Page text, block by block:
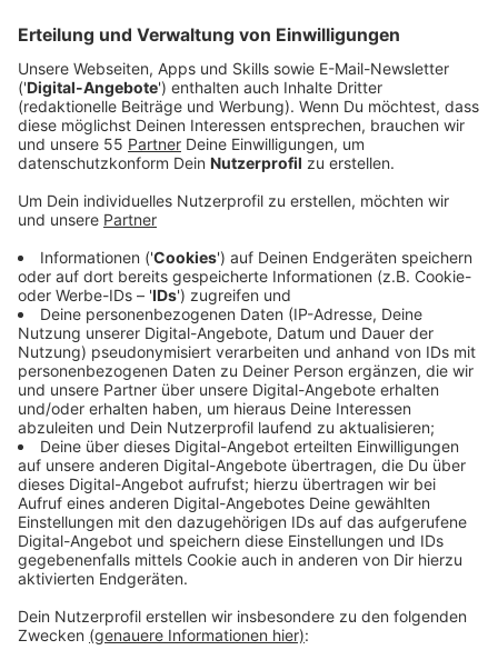
Veröffentlicht:Montag, 12.05.2025 14:17
Anzeige
stellen Kinder und ihre Betreuer selbst gemalte
tägliche Betreuungsarbeit und die verschiedenen
Möglichkeiten in der Kindertagespflege bieten. In
Sprechstunden in den Büchereien am Mittwoch
(14.5.) und am Donnerstag (15.5.) können Interessierte
dann Fragen stellen.
Hier das bundesweite Programm der Aktionswoche:
https://www.bvktp.de/aktionswoche-
kindertagespflege/aktionen-in-2025/
Die Infos von der Stadt Erkrath: Ergänzend zur
Ausstellung laden die Fachberatung